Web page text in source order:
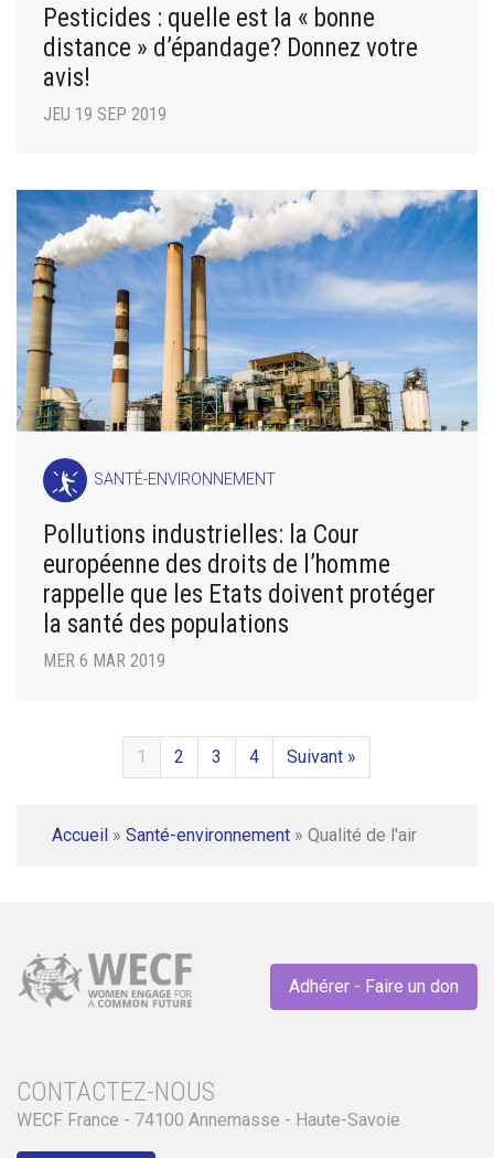
Pesticides : quelle est la « bonne
distance » d’épandage? Donnez votre
avis!
JEU 19 SEP 2019
SANTÉ-ENVIRONNEMENT
Pollutions industrielles: la Cour
européenne des droits de l’homme
rappelle que les Etats doivent protéger
la santé des populations
MER 6 MAR 2019
1 2 3 4 Suivant »
Accueil » Santé-environnement » Qualité de l'air
Adhérer - Faire un don
CONTACTEZ-NOUS
WECF France - 74100 Annemasse - Haute-Savoie